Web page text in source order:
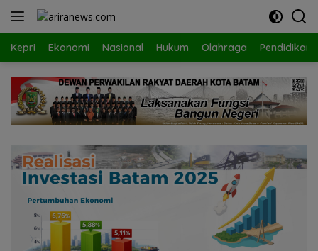
Langsung
Kepri Ekonomi Nasional Hukum Olahraga Pendidikan